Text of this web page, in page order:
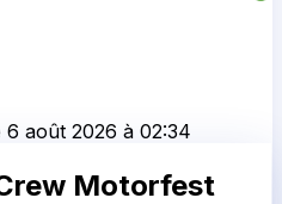
6 août 2026 à 02:34
Motorfest